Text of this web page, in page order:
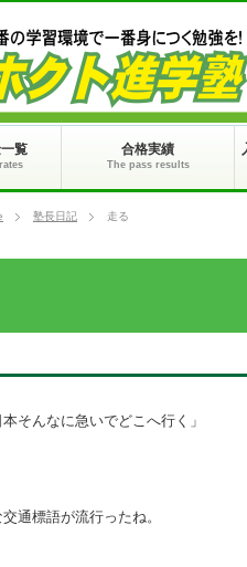
覧 合格実績
The pass results
塾長日記 走る
本そんなに急いでどこへ行く」
通標語が流行ったね。